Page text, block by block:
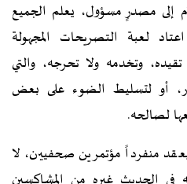
إلى مصدرٍ مسؤول، يعلم الجميع
لعبة التصريحات المجهولة
وتخدمه ولا تحرجه، والتي
أو لتسليط الضوء على بعض
لصالحه.
منفرداً مؤتمرين صحفيين، لا